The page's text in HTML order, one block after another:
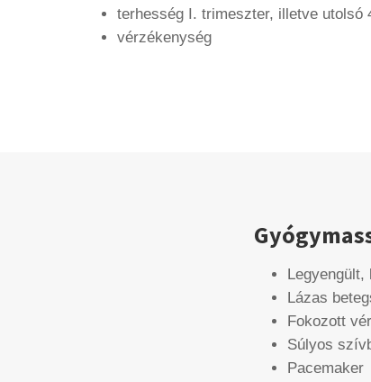
terhesség I. trimeszter, illetve utolsó
vérzékenység
Lázas
Fokozott
Súlyos
Pacemaker